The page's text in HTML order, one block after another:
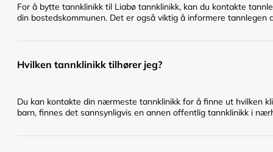
For å bytte tannklinikk til Liabø tannklinikk, kan du kontakte
din bostedskommunen. Det er også viktig å informere
Hvilken tannklinikk tilhører jeg?
Du kan kontakte din nærmeste tannklinikk for å finne ut hvilken
barn, finnes det sannsynligvis en annen offentlig tannklinikk i